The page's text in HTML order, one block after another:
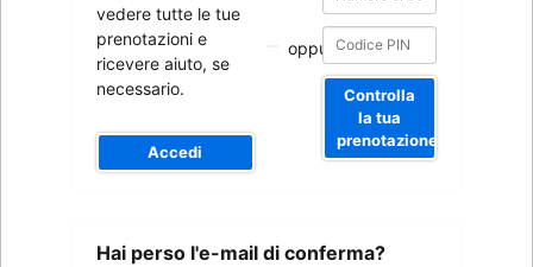
vedere tutte le tue
prenotazioni e
ricevere aiuto, se
necessario.
Accedi
oppure
di
conferma
conferma
Controlla
la tua
prenotazione
Hai perso l'e-mail di conferma?